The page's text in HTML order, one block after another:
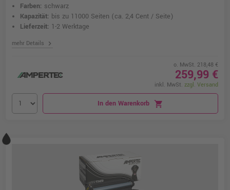
Farben: schwarz
Kapazität: bis zu 11000 Seiten (ca. 2,4 Cent / Seite)
Lieferzeit: 1-2 Werktage
mehr Details chevron_right
o. MwSt. 218,48 €
259,99 €
inkl. MwSt. zzgl. Versand
In den Warenkorb shopping_cart